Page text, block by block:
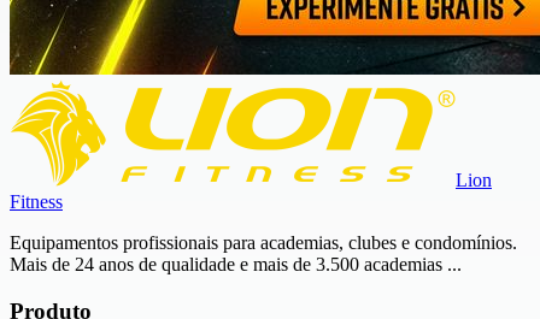
Lion
Fitness
Equipamentos profissionais para academias, clubes e condomínios.
Mais de 24 anos de qualidade e mais de 3.500 academias ...
Produto